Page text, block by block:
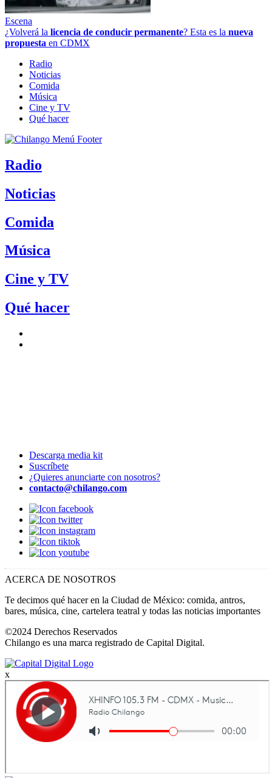
Escena
¿Volverá la licencia de conducir permanente? Esta es la nueva
propuesta en CDMX
Radio
Noticias
Comida
Música
Cine y TV
Qué hacer
Radio
Noticias
Comida
Música
Cine y TV
Qué hacer
Descarga media kit
Suscríbete
¿Quieres anunciarte con nosotros?
contacto@chilango.com
ACERCA DE NOSOTROS
Te decimos qué hacer en la Ciudad de México: comida, antros,
bares, música, cine, cartelera teatral y todas las noticias importantes
©2024 Derechos Reservados
Chilango es una marca registrado de Capital Digital.
x